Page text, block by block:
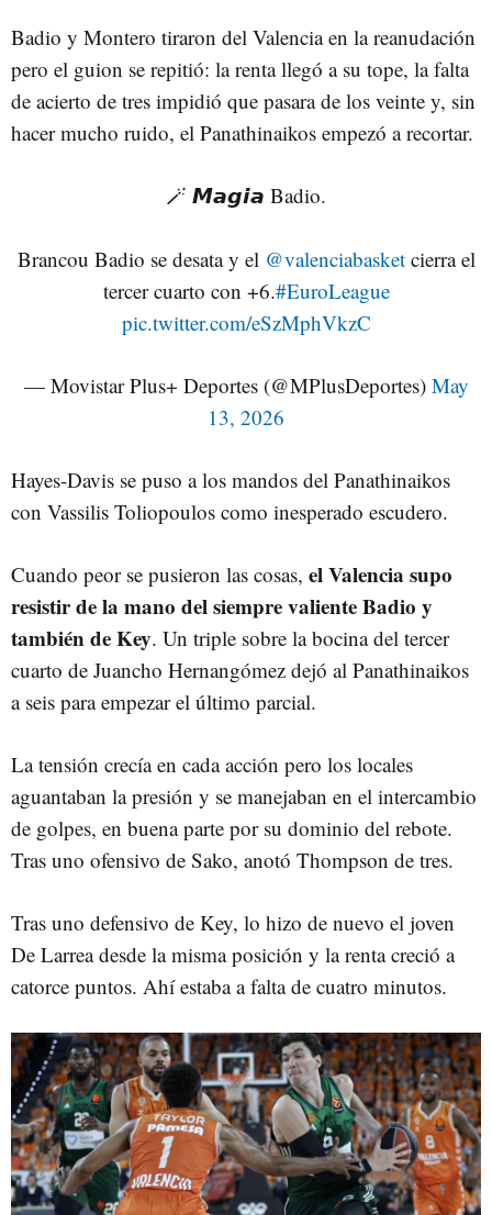
Badio y Montero tiraron del Valencia en la reanudación
pero el guion se repitió: la renta llegó a su tope, la falta
de acierto de tres impidió que pasara de los veinte y, sin
hacer mucho ruido, el Panathinaikos empezó a recortar.
🪄 𝙈𝙖𝙜𝙞𝙖 Badio.
Brancou Badio se desata y el @valenciabasketcierra el
tercer cuarto con +6.#EuroLeague
pic.twitter.com/eSzMphVkzC
— Movistar Plus+ Deportes (@MPlusDeportes) May
13, 2026
Hayes-Davis se puso a los mandos del Panathinaikos
con Vassilis Toliopoulos como inesperado escudero.
Cuando peor se pusieron las cosas, el Valencia supo
resistir de la mano del siempre valiente Badio y
también de Key. Un triple sobre la bocina del tercer
cuarto de Juancho Hernangómez dejó al Panathinaikos
a seis para empezar el último parcial.
La tensión crecía en cada acción pero los locales
aguantaban la presión y se manejaban en el intercambio
de golpes, en buena parte por su dominio del rebote.
Tras uno ofensivo de Sako, anotó Thompson de tres.
Tras uno defensivo de Key, lo hizo de nuevo el joven
De Larrea desde la misma posición y la renta creció a
catorce puntos. Ahí estaba a falta de cuatro minutos.